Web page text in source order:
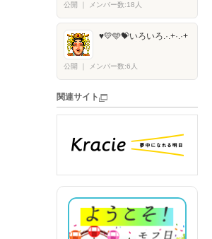
公開 メンバー数:18人
♥️💛🩵💝いろいろ.·.+·.·+
公開 メンバー数:6人
関連サイト